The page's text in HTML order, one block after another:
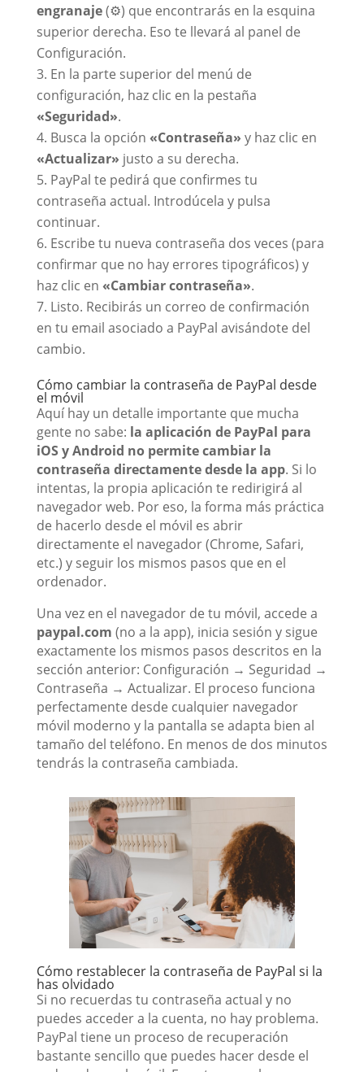
engranaje(⚙️) que encontrarás en la esquina
superior derecha. Eso te llevará al panel de
Configuración.
En la parte superior del menú de
configuración, haz clic en la pestaña
«Seguridad».
Busca la opción «Contraseña» y haz clic en
«Actualizar» justo a su derecha.
PayPal te pedirá que confirmes tu
contraseña actual. Introdúcela y pulsa
continuar.
Escribe tu nueva contraseña dos veces (para
confirmar que no hay errores tipográficos) y
haz clic en «Cambiar contraseña».
Listo. Recibirás un correo de confirmación
en tu email asociado a PayPal avisándote del
cambio.
Cómo cambiar la contraseña de PayPal desde
el móvil
Aquí hay un detalle importante que mucha
gente no sabe: la aplicación de PayPal para
iOS y Android no permite cambiar la
contraseña directamente desde la app. Si lo
intentas, la propia aplicación te redirigirá al
navegador web. Por eso, la forma más práctica
de hacerlo desde el móvil es abrir
directamente el navegador (Chrome, Safari,
etc.) y seguir los mismos pasos que en el
ordenador.
Una vez en el navegador de tu móvil, accede a
paypal.com (no a la app), inicia sesión y sigue
exactamente los mismos pasos descritos en la
sección anterior: Configuración → Seguridad →
Contraseña → Actualizar. El proceso funciona
perfectamente desde cualquier navegador
móvil moderno y la pantalla se adapta bien al
tamaño del teléfono. En menos de dos minutos
tendrás la contraseña cambiada.
Cómo restablecer la contraseña de PayPal si la
has olvidado
Si no recuerdas tu contraseña actual y no
puedes acceder a la cuenta, no hay problema.
PayPal tiene un proceso de recuperación
bastante sencillo que puedes hacer desde el